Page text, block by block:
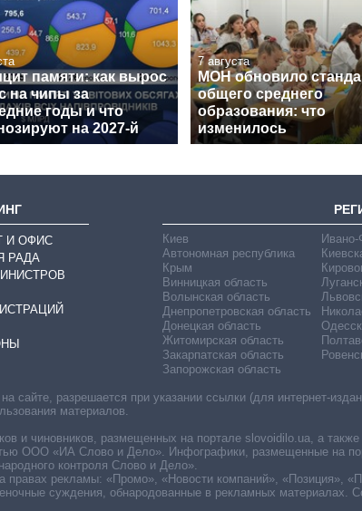
памяти: как вырос
на чипы за
годы и что
на 2027-й
7 августа
МОН обновило
общего среднего
образования: что
изменилось
И ОФИС
РАДА
Киев
Автономная республика
Крым
Винницкая область
Волынская область
Днепропетровская область
Донецкая область
Житомирская область
Закарпатская область
Запорожская область
Ивано-
сайте, разрешается при указании ссылки (для интернет-
материалов.
и чиновников, размещенных на портале slovoidilo.ua, а
ООО «ИА Слово и Дело». Инфографики, размещенные на
контроля Слово и Дело».
рекламы: «Промо», «Новости компаний», «Позиция»,
суждения, обнародованные в рекламных материалах.